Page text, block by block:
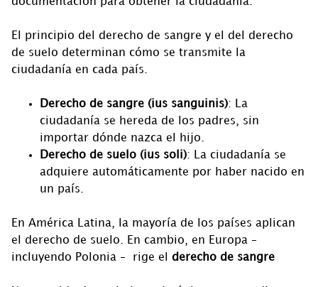
El principio del derecho de sangre y el del derecho
de suelo determinan cómo se transmite la
ciudadanía en cada país.
Derecho de sangre (ius sanguinis): La
ciudadanía se hereda de los padres, sin
importar dónde nazca el hijo.
Derecho de suelo (ius soli): La ciudadanía se
adquiere automáticamente por haber nacido en
un país.
En América Latina, la mayoría de los países aplican
el derecho de suelo. En cambio, en Europa –
incluyendo Polonia – rige el derecho de sangre